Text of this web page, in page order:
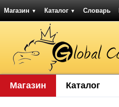
Магазин ▼ Каталог ▼ Словарь
Магазин Каталог